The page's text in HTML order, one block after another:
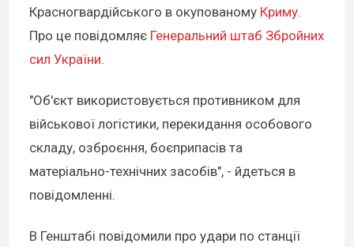
Красногвардійського в окупованому Криму.
Про це повідомляє Генеральний штаб Збройних
сил України.
"Об'єкт використовується противником для
військової логістики, перекидання особового
складу, озброєння, боєприпасів та
матеріально-технічних засобів", - йдеться в
повідомленні.
В Генштабі повідомили про удари по станції